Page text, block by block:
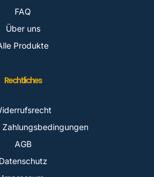
FAQ
Über uns
Produkte
Rechtliches
Zahlungsbedingungen
AGB
Datenschutz